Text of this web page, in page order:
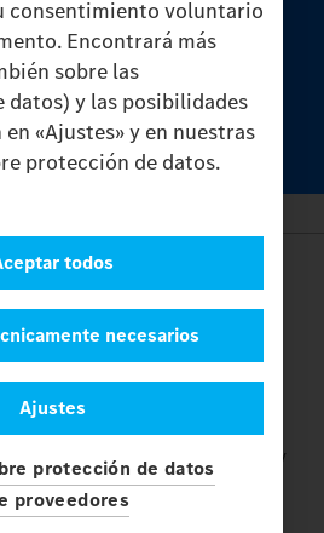
consentimiento voluntario
Encontrará más
sobre las
datos) y las posibilidades
«Ajustes» y en nuestras
protección de datos.
Ajustes
necesarios
todos
protección de datos
proveedores
Provider
Legal Notice
Contacto
Cookies
de datos
Ajustes
Reservados todos los derechos.
y
deMercedes-Benz Group AG.